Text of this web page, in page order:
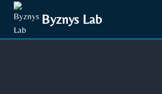
Přeskočit
obsah
Byznys Lab